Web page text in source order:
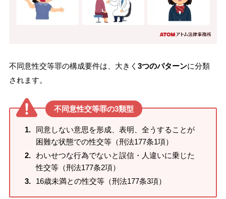
不同意性交等罪の構成要件は、大きく 3つのパターンに分類
されます。
不同意性交等罪の3類型
同意しない意思を形成、表明、全うすることが
困難な状態での性交等（刑法177条1項）
わいせつな行為でないと誤信・人違いに乗じた
性交等（刑法177条2項）
16歳未満との性交等（刑法177条3項）